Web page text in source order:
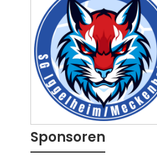
Sponsoren